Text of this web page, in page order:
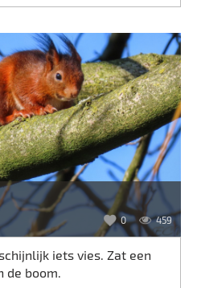
0 459
iets vies. Zat een
de boom.